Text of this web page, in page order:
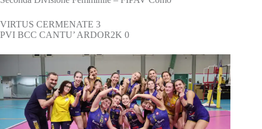
VIRTUS CERMENATE 3
PVI BCC CANTU’ ARDOR2K 0